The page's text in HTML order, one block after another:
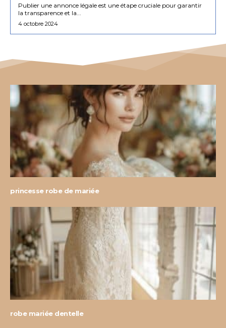
Publier une annonce légale est une étape cruciale pour garantir
la transparence et la...
4 octobre 2024
princesse robe de mariée
robe mariée dentelle